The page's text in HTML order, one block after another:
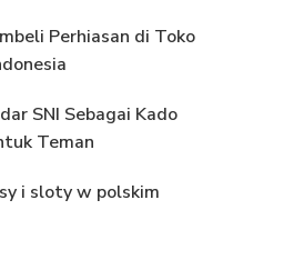
Perhiasan di Toko
SNI Sebagai Kado
Teman
i sloty w polskim